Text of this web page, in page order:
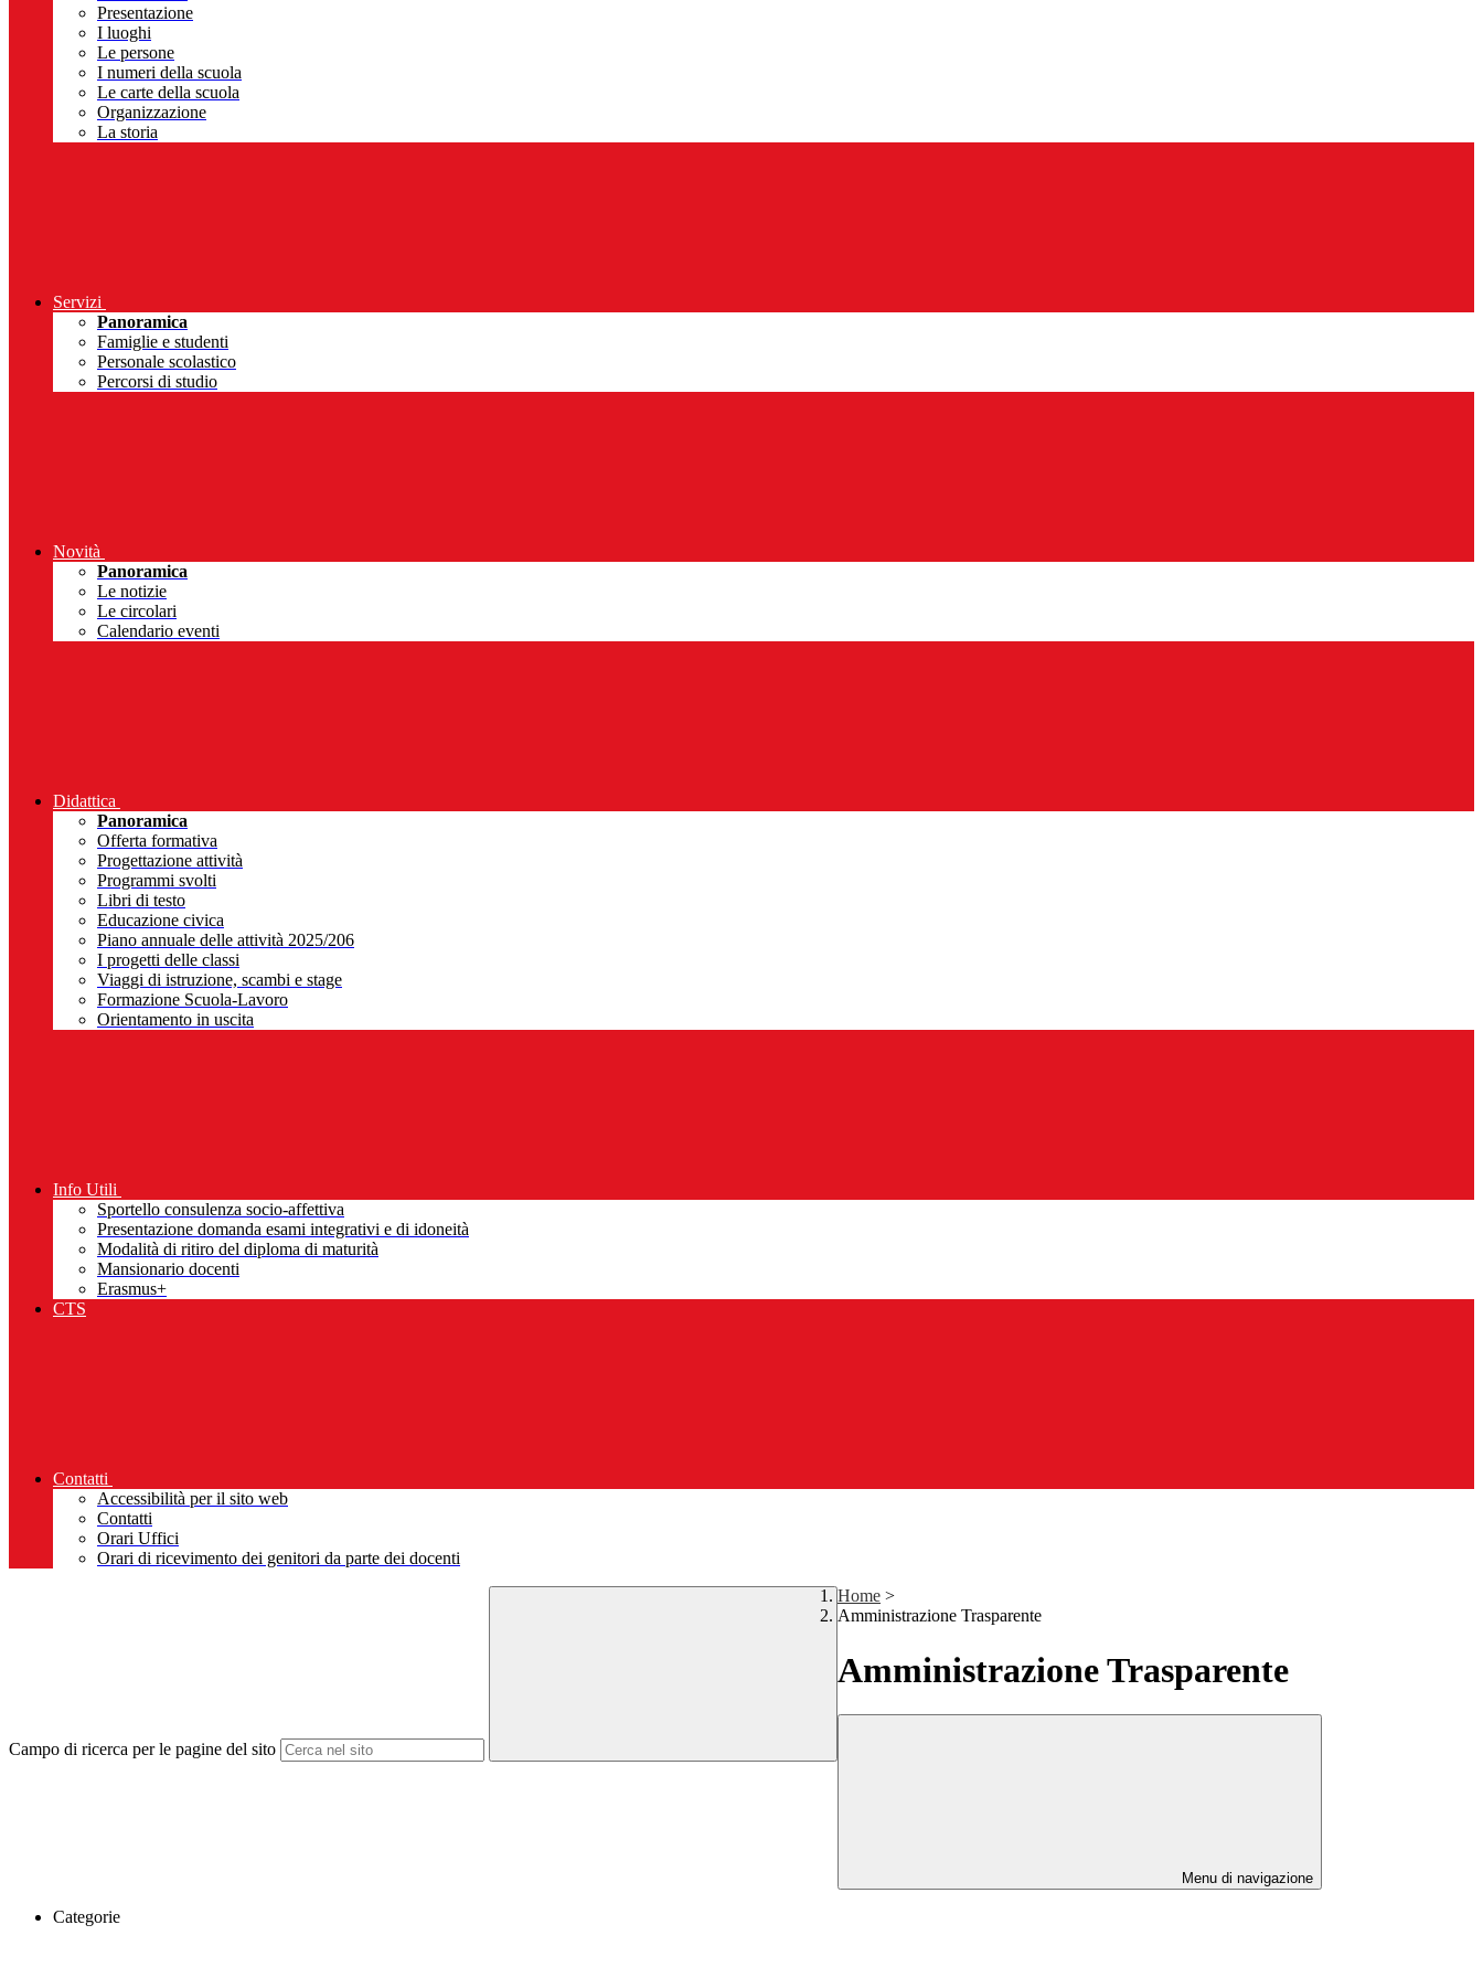
Presentazione
I luoghi
Le persone
I numeri della scuola
Le carte della scuola
Organizzazione
La storia
Servizi
Panoramica
Famiglie e studenti
Personale scolastico
Percorsi di studio
Novità
Panoramica
Le notizie
Le circolari
Calendario eventi
Didattica
Panoramica
Offerta formativa
Progettazione attività
Programmi svolti
Libri di testo
Educazione civica
Piano annuale delle attività 2025/206
I progetti delle classi
Viaggi di istruzione, scambi e stage
Formazione Scuola-Lavoro
Orientamento in uscita
Info Utili
Sportello consulenza socio-affettiva
Presentazione domanda esami integrativi e di idoneità
Modalità di ritiro del diploma di maturità
Mansionario docenti
Erasmus+
CTS
Contatti
Accessibilità per il sito web
Contatti
Orari Uffici
Orari di ricevimento dei genitori da parte dei docenti
Campo di ricerca per le pagine del sito
Home >
Amministrazione Trasparente
Amministrazione Trasparente
Menu di navigazione
Categorie